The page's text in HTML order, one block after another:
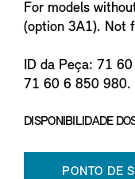
For models
(option 3A1). Not
ID da Peça: 71
71 60 6 850 980.
DISPONIBILIDADE
PONTO DE